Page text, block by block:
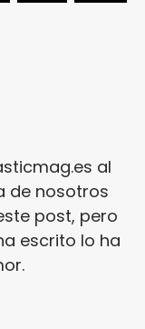
al
de nosotros
post, pero
escrito lo ha